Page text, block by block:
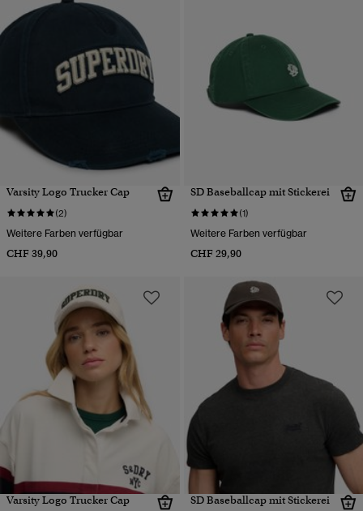
Varsity Logo Trucker Cap
(2)
Weitere Farben verfügbar
CHF 39,90
SD Baseballcap mit Stickerei
(1)
Weitere Farben verfügbar
CHF 29,90
Varsity Logo Trucker Cap SD Baseballcap mit Stickerei